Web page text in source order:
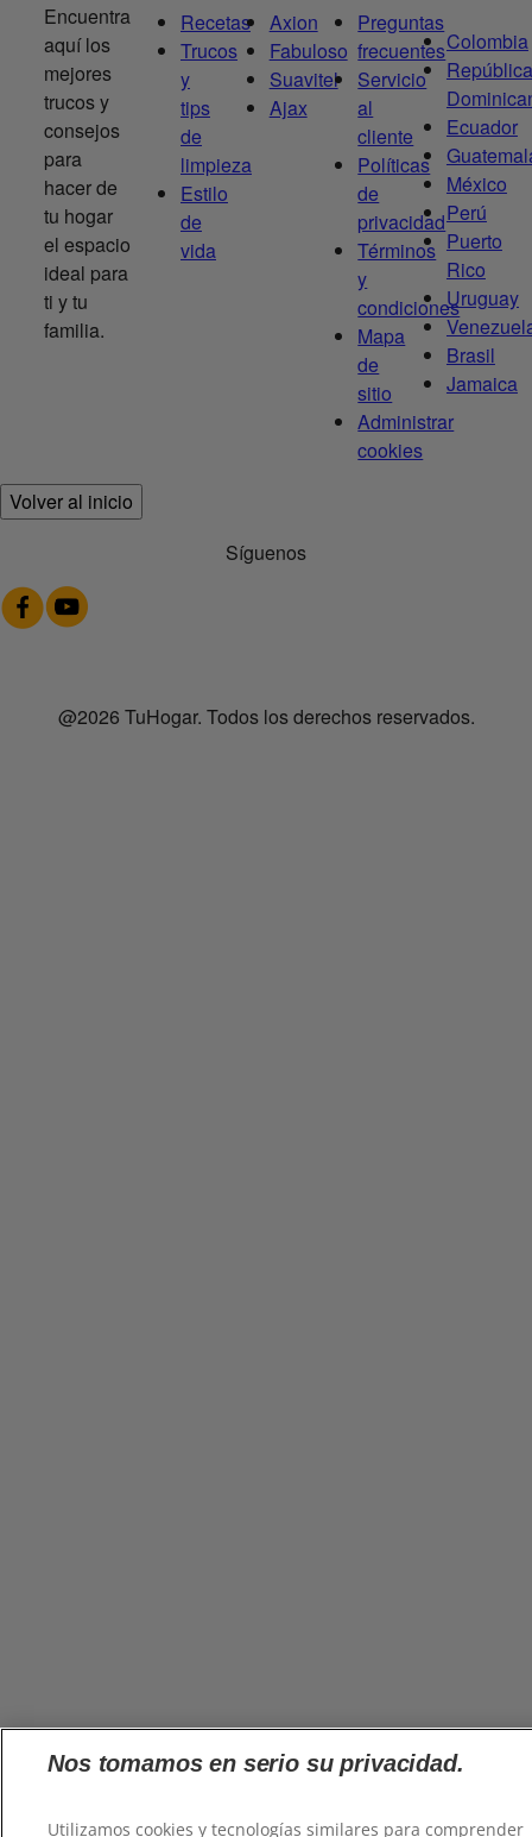
Encuentra
aquí los
mejores
trucos y
consejos
para
hacer de
tu hogar
el espacio
ideal para
ti y tu
familia.
Recetas
Trucos
y
tips
de
limpieza
Estilo
de
vida
Axion
Fabuloso
Suavitel
Ajax
Preguntas
frecuentes
Servicio
al
cliente
Políticas
de
privacidad
Términos
y
condiciones
Mapa
de
sitio
Administrar
cookies
Colombia
República
Ecuador
México
Perú
Puerto
Rico
Uruguay
Brasil
Jamaica
Volver al inicio
Síguenos
@2026 TuHogar. Todos los derechos reservados.
Nos tomamos en serio su privacidad.
Utilizamos cookies y tecnologías similares para comprender